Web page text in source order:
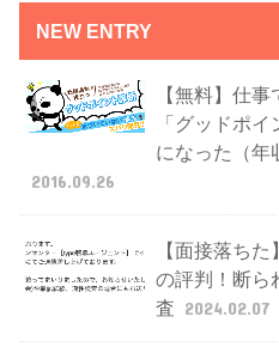
NEW ENTRY
【無料】仕
「グッドポ
になった（年
2016.09.26
【面接落ち
の評判！断ら
査 2024.02.07